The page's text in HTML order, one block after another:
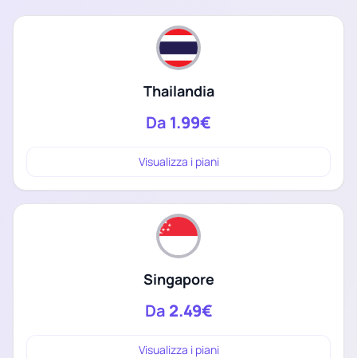
Thailandia
Da 1.99€
Visualizza i piani
Singapore
Da 2.49€
Visualizza i piani